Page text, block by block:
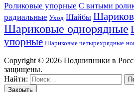
Роликовые упорные С витыми
радиальные Уход Шайбы
Шариковые однорядные
упорные Шариковые четырехрядные
Copyright © 2026 Подшипники в
защищены.
Найти:
Закрыть